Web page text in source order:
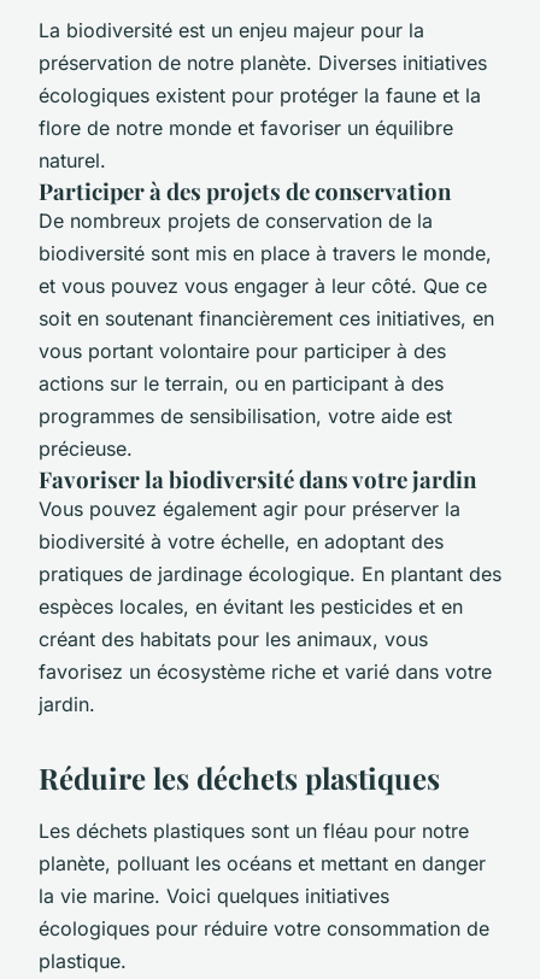
La biodiversité est un enjeu majeur pour la
préservation de notre planète. Diverses initiatives
écologiques existent pour protéger la faune et la
flore de notre monde et favoriser un équilibre
naturel.
Participer à des projets de conservation
De nombreux projets de conservation de la
biodiversité sont mis en place à travers le monde,
et vous pouvez vous engager à leur côté. Que ce
soit en soutenant financièrement ces initiatives, en
vous portant volontaire pour participer à des
actions sur le terrain, ou en participant à des
programmes de sensibilisation, votre aide est
précieuse.
Favoriser la biodiversité dans votre jardin
Vous pouvez également agir pour préserver la
biodiversité à votre échelle, en adoptant des
pratiques de jardinage écologique. En plantant des
espèces locales, en évitant les pesticides et en
créant des habitats pour les animaux, vous
favorisez un écosystème riche et varié dans votre
jardin.
Réduire les déchets plastiques
Les déchets plastiques sont un fléau pour notre
planète, polluant les océans et mettant en danger
la vie marine. Voici quelques initiatives
écologiques pour réduire votre consommation de
plastique.